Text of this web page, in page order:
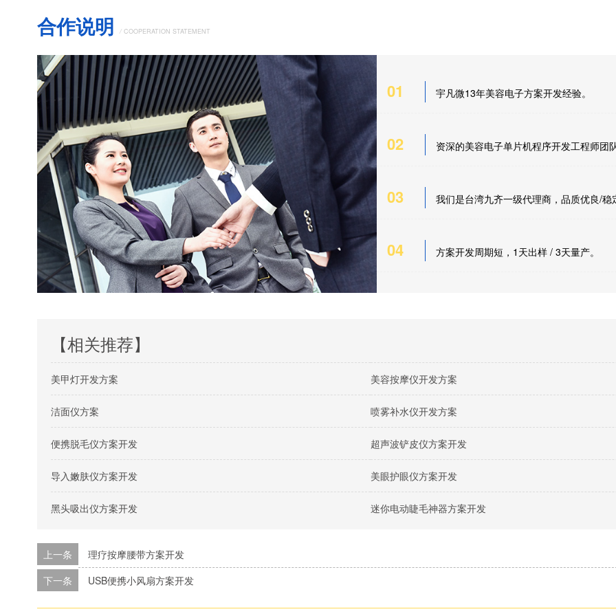
合作说明 /COOPERATION STATEMENT
01 宇凡微13年美容电子方案开发经验。
02 资深的美容电子单片机程序开发工程师团队
03 我们是台湾九齐一级代理商，品质优良/稳
04 方案开发周期短，1天出样 / 3天量产。
【相关推荐】
美甲灯开发方案 美容按摩仪开发方案
洁面仪方案 喷雾补水仪开发方案
便携脱毛仪方案开发 超声波铲皮仪方案开发
导入嫩肤仪方案开发 美眼护眼仪方案开发
黑头吸出仪方案开发 迷你电动睫毛神器方案开发
上一条
理疗按摩腰带方案开发
下一条 USB便携小风扇方案开发